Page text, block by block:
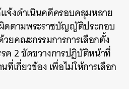
จ้งดำเนินคดีครอบคลุมหลาย
ดตามพระราชบัญญัติประกอบ
ยคณะกรรมการการเลือกตั้ง
ค 2 ขัดขวางการปฏิบัติหน้าที่
เกี่ยวข้อง เพื่อไม่ให้การเลือก